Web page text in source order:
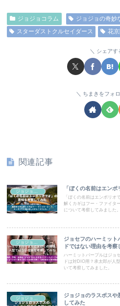
ジョジョコラム
ジョジョの奇妙
スターダストクルセイダース
花
シェアす
ちまきをフォ
関連記事
ジョジョコラム
「ぼくの名前はエン
「ぼくの名前はエンポリ
解くカギはフー・ファイタ
について考察してみました。
ジョセフのハーミット
ドではない理由を考察
ハーミットパープルはジョ
ドは対DIO用？承太郎が人
いて考察してみました。
ジョジョコラム
ジョジョのラスボスや
してみた